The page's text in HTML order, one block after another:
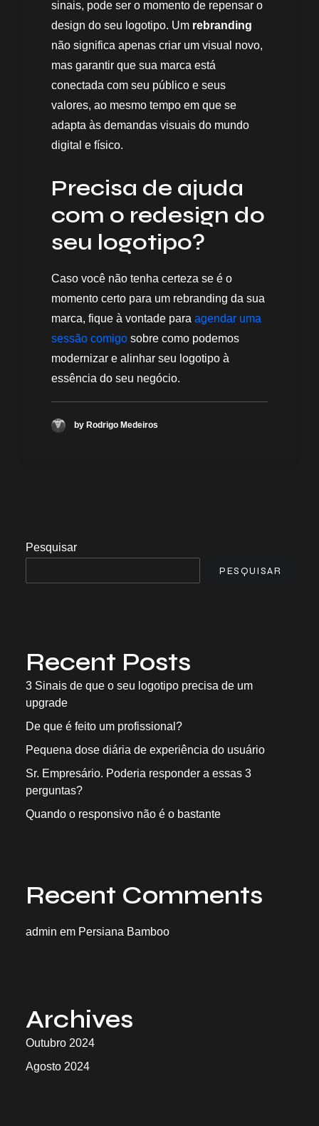
sinais, pode ser o momento de repensar o
design do seu logotipo. Um rebranding
não significa apenas criar um visual novo,
mas garantir que sua marca está
conectada com seu público e seus
valores, ao mesmo tempo em que se
adapta às demandas visuais do mundo
digital e físico.
Precisa de ajuda
com o redesign do
seu logotipo?
Caso você não tenha certeza se é o
momento certo para um rebranding da sua
marca, fique à vontade para agendar uma
sessão comigo sobre como podemos
modernizar e alinhar seu logotipo à
essência do seu negócio.
by Rodrigo Medeiros
Pesquisar
PESQUISAR
Recent Posts
3 Sinais de que o seu logotipo precisa de um
upgrade
De que é feito um profissional?
Pequena dose diária de experiência do usuário
Sr. Empresário. Poderia responder a essas 3
perguntas?
Quando o responsivo não é o bastante
Recent Comments
admin em Persiana Bamboo
Archives
Outubro 2024
Agosto 2024